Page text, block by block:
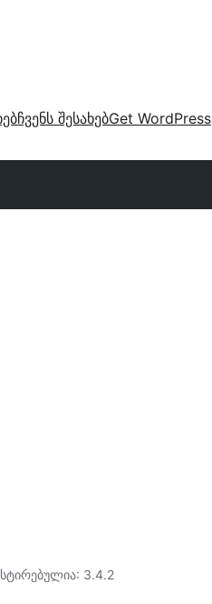
ჩვენს შესახებGet WordPress
3.4.2